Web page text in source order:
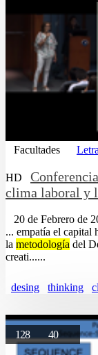
Facultades
HD
clima laboral y
20 de Febrero de
... empatía el capital
la metodología del
creati......
desing thinking
128 40